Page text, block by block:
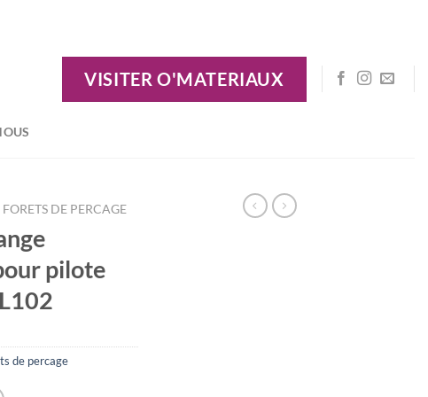
VISITER O'MATERIAUX
FORETS DE PERCAGE
pilote
de percage